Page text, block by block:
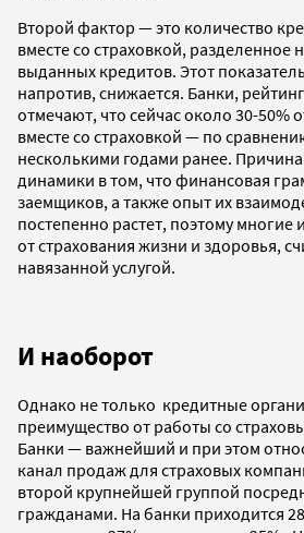
Второй фактор — это количество
вместе со страховкой, разделенное
выданных кредитов. Этот
напротив, снижается. Банки,
отмечают, что сейчас около 30-50%
вместе со страховкой — по
несколькими годами ранее.
динамики в том, что финансовая
заемщиков, а также опыт их
постепенно растет, поэтому многие
от страхования жизни и здоровья,
навязанной услугой.
И наоборот
Однако не только кредитные
преимущество от работы со
Банки — важнейший и при этом
канал продаж для страховых
второй крупнейшей группой
гражданами. На банки приходится